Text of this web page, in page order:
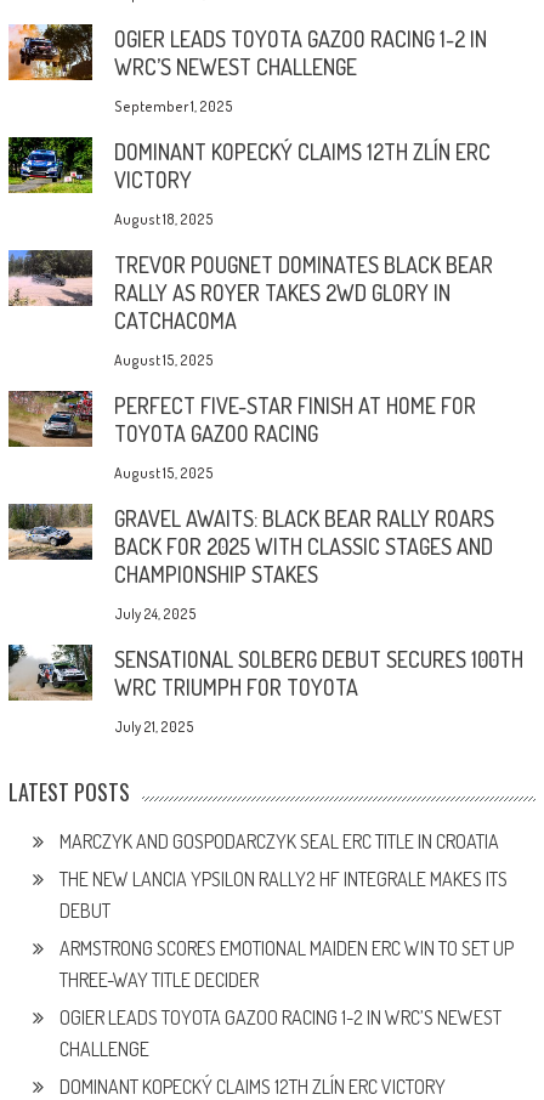
OGIER LEADS TOYOTA GAZOO RACING 1-2 IN
WRC’S NEWEST CHALLENGE
September 1, 2025
DOMINANT KOPECKÝ CLAIMS 12TH ZLÍN ERC
VICTORY
August 18, 2025
TREVOR POUGNET DOMINATES BLACK BEAR
RALLY AS ROYER TAKES 2WD GLORY IN
CATCHACOMA
August 15, 2025
PERFECT FIVE-STAR FINISH AT HOME FOR
TOYOTA GAZOO RACING
August 15, 2025
GRAVEL AWAITS: BLACK BEAR RALLY ROARS
BACK FOR 2025 WITH CLASSIC STAGES AND
CHAMPIONSHIP STAKES
July 24, 2025
SENSATIONAL SOLBERG DEBUT SECURES 100TH
WRC TRIUMPH FOR TOYOTA
July 21, 2025
LATEST POSTS
MARCZYK AND GOSPODARCZYK SEAL ERC TITLE IN CROATIA
THE NEW LANCIA YPSILON RALLY2 HF INTEGRALE MAKES ITS
DEBUT
ARMSTRONG SCORES EMOTIONAL MAIDEN ERC WIN TO SET UP
THREE-WAY TITLE DECIDER
OGIER LEADS TOYOTA GAZOO RACING 1-2 IN WRC’S NEWEST
CHALLENGE
DOMINANT KOPECKÝ CLAIMS 12TH ZLÍN ERC VICTORY